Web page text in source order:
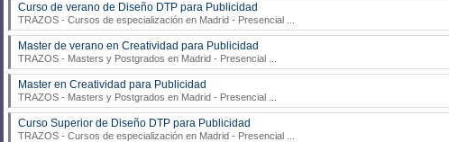
Curso de verano de Diseño DTP para Publicidad
TRAZOS - Cursos de especialización en Madrid - Presencial
Master de verano en Creatividad para Publicidad
TRAZOS - Masters y Postgrados en Madrid - Presencial
Master en Creatividad para Publicidad
TRAZOS - Masters y Postgrados en Madrid - Presencial
Curso Superior de Diseño DTP para Publicidad
TRAZOS - Cursos de especialización en Madrid - Presencial